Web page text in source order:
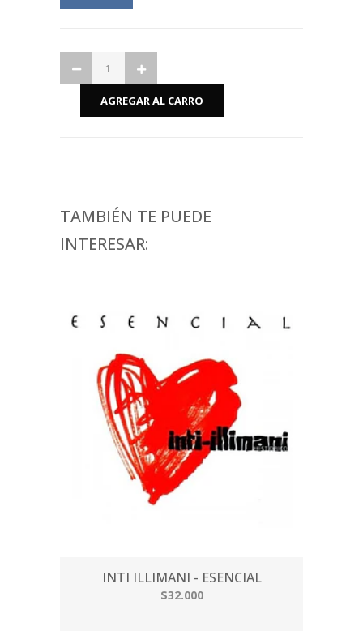
TAMBIÉN TE PUEDE
INTERESAR:
INTI ILLIMANI - ESENCIAL
$32.000